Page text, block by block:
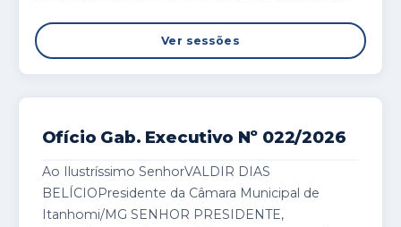
Ver sessões
Ofício Gab. Executivo Nº 022/2026
Ao Ilustríssimo SenhorVALDIR DIAS
BELÍCIOPresidente da Câmara Municipal de
Itanhomi/MG SENHOR PRESIDENTE,